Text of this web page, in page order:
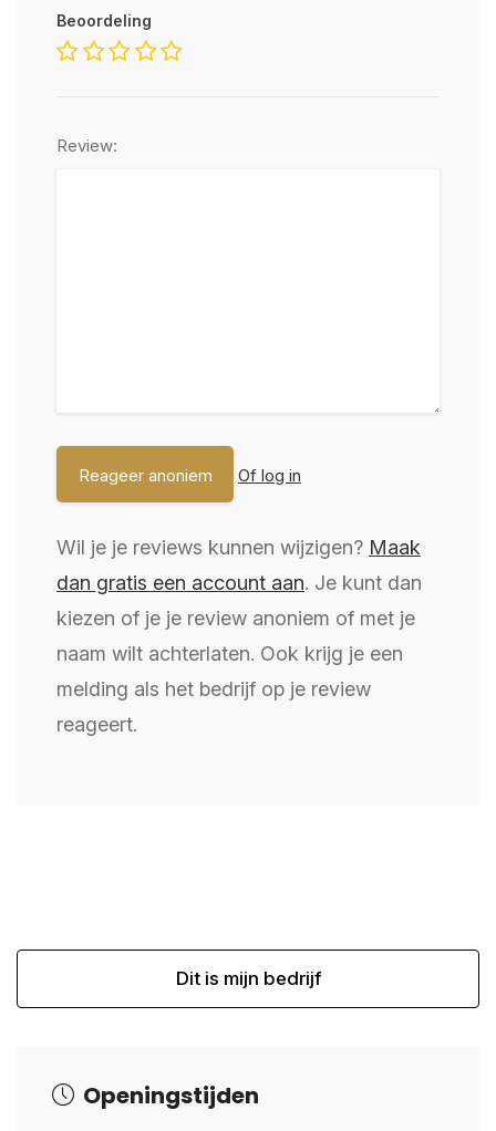
Beoordeling
Review:
Of log in
Wil je je reviews kunnen wijzigen? Maak
dan gratis een account aan. Je kunt dan
kiezen of je je review anoniem of met je
naam wilt achterlaten. Ook krijg je een
melding als het bedrijf op je review
reageert.
Dit is mijn bedrijf
Openingstijden